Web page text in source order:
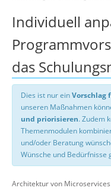
Individuell
das
Dies ist nur einVorschlag
unseren Maßnahmen
und priorisieren. Zudem
Themenmodulen
und/oder Beratung
Wünsche und Bedürfnisse
Architektur von Microservices